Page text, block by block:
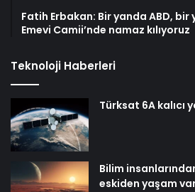
Fatih Erbakan: Bir yanda ABD, bir
Emevi Camii’nde namaz kılıyoruz
Teknoloji Haberleri
Türksat 6A kalıcı
Bilim
eskiden yaşam var